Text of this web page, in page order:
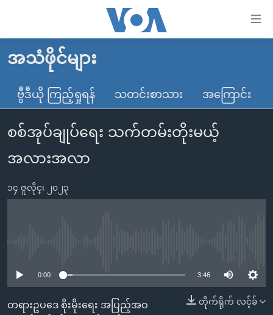
လွယ်ကူ
သည့်
Link
များ
ပင်မ
သို့
စာမျက်နှာ
မူလစာမျက်နှာ
မြန်မာ
ကမ္ဘာ့သတင်းများ
နိုင်ငံတကာ
အစ္စရေး-ပါလက်စတိုင်း
ဗွီဒီယို
အင်္ဂလိပ်စာလေ့လာမယ်
အသံဖိုင်များ
ဗွီဒီယို ကြည့်ရှုရန် သတင်းစာသား အကြောင်း
စစ်အုပ်ချုပ်ရေး သက်တမ်းတိုးမယ့်
အလားအလာ
၁၄ ဇူလိုင္၊ ၂၀၂၃
0:00 3:46
တိုက်ရိုက် လင့်ခ်
တရားဥပဒေ စိုးမိုးရေး အပြည့်အဝ